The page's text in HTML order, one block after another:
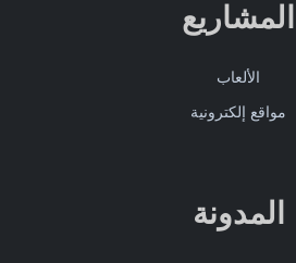
المشاريع
الألعاب
مواقع إلكترونية
المدونة